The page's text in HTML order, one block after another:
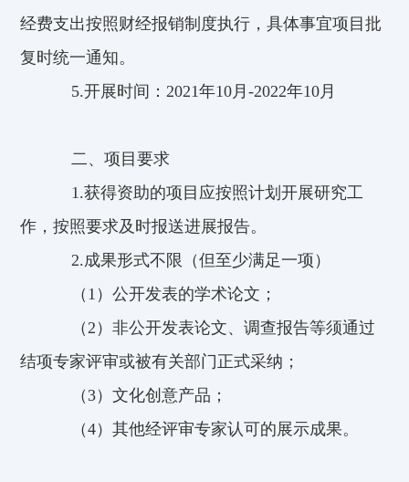
经费支出按照财经报销制度执行，具体事宜项目批
复时统一通知。
5.开展时间：2021年10月-2022年10月
二、项目要求
1.获得资助的项目应按照计划开展研究工
作，按照要求及时报送进展报告。
2.成果形式不限（但至少满足一项）
（1）公开发表的学术论文；
（2）非公开发表论文、调查报告等须通过
结项专家评审或被有关部门正式采纳；
（3）文化创意产品；
（4）其他经评审专家认可的展示成果。